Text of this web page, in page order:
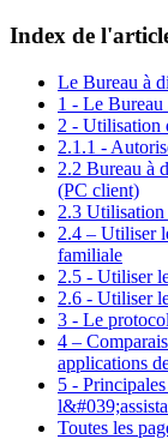
Index de
Le Bureau à
1 - Le Bureau
2 - Utilisation
2.1.1 -
2.2 Bureau à
(PC client)
2.3 Utilisation
2.4 – Utiliser
familiale
2.5 - Utiliser
2.6 - Utiliser
3 - Le
4 –
applications
5 -
Toutes les